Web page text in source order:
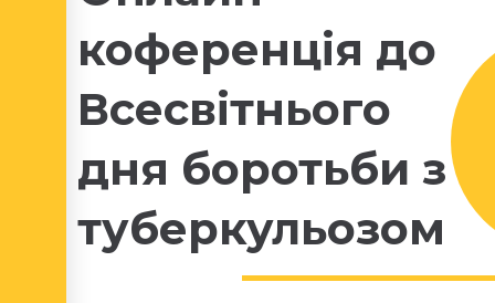
коференція до
Всесвітнього
дня боротьби з
туберкульозом